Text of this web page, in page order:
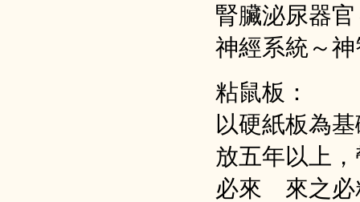
腎臟泌尿器
神經系統～
粘鼠板：
以硬紙板為
放五年以上
必來 來之必